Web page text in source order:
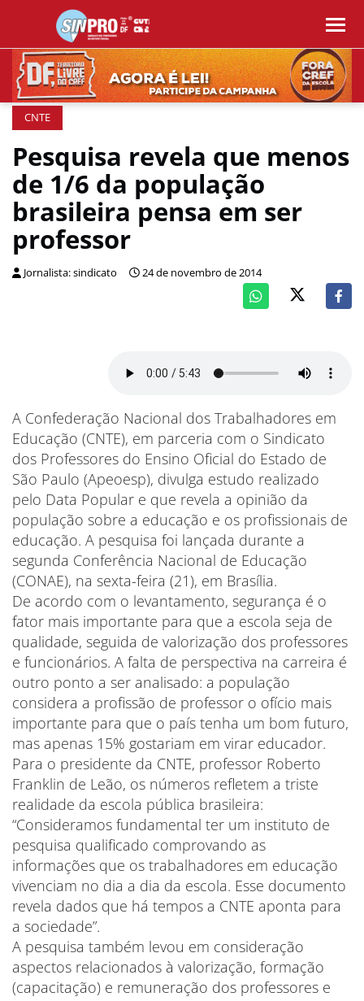
CNTE
Pesquisa revela que menos
de 1/6 da população
brasileira pensa em ser
professor
Jornalista: sindicato 24 de novembro de 2014
A Confederação Nacional dos Trabalhadores em
Educação (CNTE), em parceria com o Sindicato
dos Professores do Ensino Oficial do Estado de
São Paulo (Apeoesp), divulga estudo realizado
pelo Data Popular e que revela a opinião da
população sobre a educação e os profissionais de
educação. A pesquisa foi lançada durante a
segunda Conferência Nacional de Educação
(CONAE), na sexta-feira (21), em Brasília.
De acordo com o levantamento, segurança é o
fator mais importante para que a escola seja de
qualidade, seguida de valorização dos professores
e funcionários. A falta de perspectiva na carreira é
outro ponto a ser analisado: a população
considera a profissão de professor o ofício mais
importante para que o país tenha um bom futuro,
mas apenas 15% gostariam em virar educador.
Para o presidente da CNTE, professor Roberto
Franklin de Leão, os números refletem a triste
realidade da escola pública brasileira:
“Consideramos fundamental ter um instituto de
pesquisa qualificado comprovando as
informações que os trabalhadores em educação
vivenciam no dia a dia da escola. Esse documento
revela dados que há tempos a CNTE aponta para
a sociedade”.
A pesquisa também levou em consideração
aspectos relacionados à valorização, formação
(capacitação) e remuneração dos professores e